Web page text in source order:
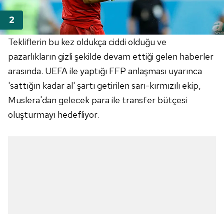
Tekliflerin bu kez oldukça ciddi olduğu ve
pazarlıkların gizli şekilde devam ettiği gelen haberler
arasında. UEFA ile yaptığı FFP anlaşması uyarınca
'sattığın kadar al' şartı getirilen sarı-kırmızılı ekip,
Muslera'dan gelecek para ile transfer bütçesi
oluşturmayı hedefliyor.